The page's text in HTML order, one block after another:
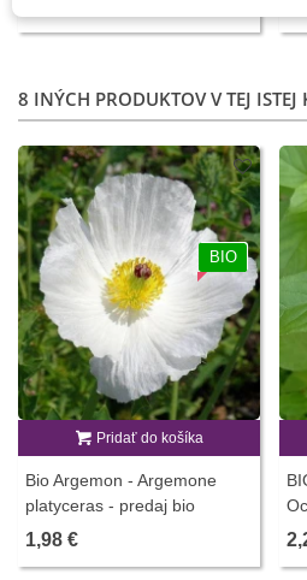
8 INÝCH PRODUKTOV V TEJ ISTEJ
BIO
Pridať do košíka
Bio Argemon - Argemone
platyceras - predaj bio
semien - 50 ks
1,98 €